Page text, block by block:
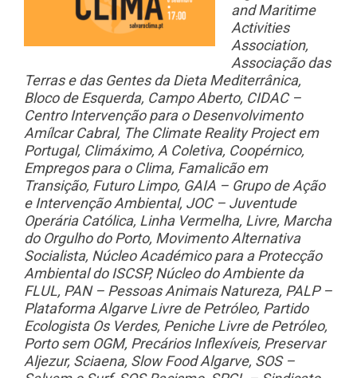
and Maritime
Activities
Association,
Associação das
Terras e das Gentes da Dieta Mediterrânica,
Bloco de Esquerda, Campo Aberto, CIDAC –
Centro Intervenção para o Desenvolvimento
Amílcar Cabral, The Climate Reality Project em
Portugal, Climáximo, A Coletiva, Coopérnico,
Empregos para o Clima, Famalicão em
Transição, Futuro Limpo, GAIA – Grupo de Ação
e Intervenção Ambiental, JOC – Juventude
Operária Católica, Linha Vermelha, Livre, Marcha
do Orgulho do Porto, Movimento Alternativa
Socialista, Núcleo Académico para a Protecção
Ambiental do ISCSP, Núcleo do Ambiente da
FLUL, PAN – Pessoas Animais Natureza, PALP –
Plataforma Algarve Livre de Petróleo, Partido
Ecologista Os Verdes, Peniche Livre de Petróleo,
Porto sem OGM, Precários Inflexíveis, Preservar
Aljezur, Sciaena, Slow Food Algarve, SOS –